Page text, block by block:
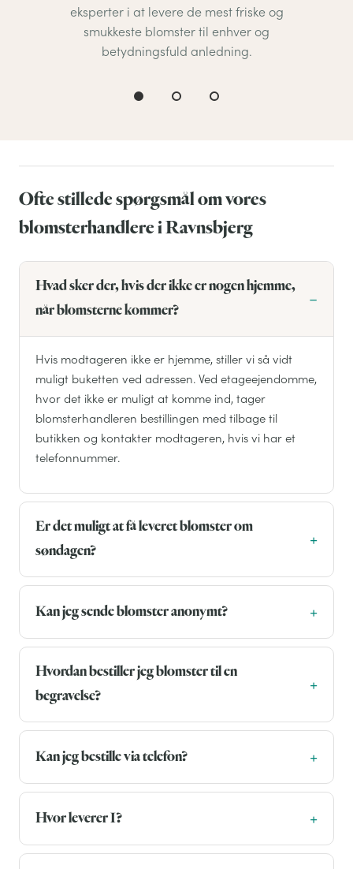
eksperter i at levere de mest friske og
smukkeste blomster til enhver og
betydningsfuld anledning.
Ofte stillede spørgsmål om vores
blomsterhandlere i Ravnsbjerg
Hvad sker der, hvis der ikke er nogen hjemme,
når blomsterne kommer?
Hvis modtageren ikke er hjemme, stiller vi så vidt
muligt buketten ved adressen. Ved etageejendomme,
hvor det ikke er muligt at komme ind, tager
blomsterhandleren bestillingen med tilbage til
butikken og kontakter modtageren, hvis vi har et
telefonnummer.
Er det muligt at få leveret blomster om
søndagen?
Kan jeg sende blomster anonymt?
Hvordan bestiller jeg blomster til en
begravelse?
Kan jeg bestille via telefon?
Hvor leverer I?